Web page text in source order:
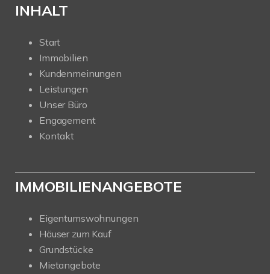
INHALT
Start
Immobilien
Kundenmeinungen
Leistungen
Unser Büro
Engagement
Kontakt
IMMOBILIENANGEBOTE
Eigentumswohnungen
Häuser zum Kauf
Grundstücke
Mietangebote